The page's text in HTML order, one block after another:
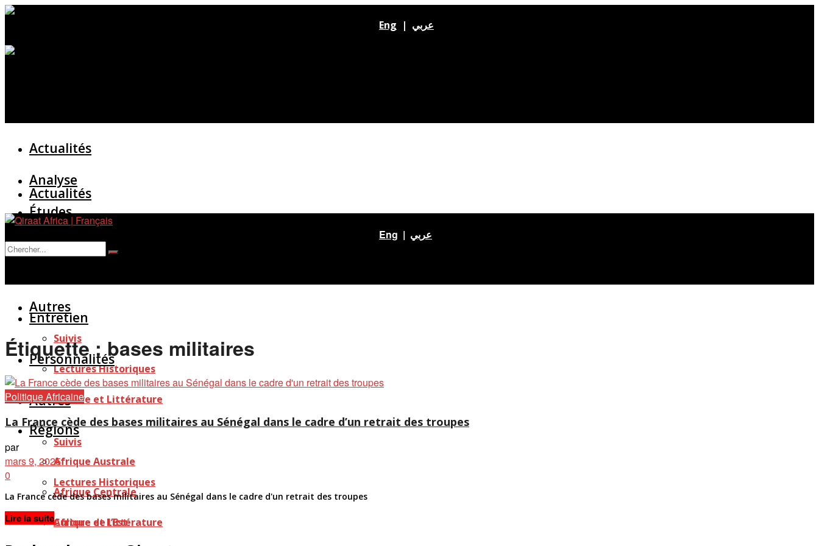
Eng | عربي
Actualités
Analyse
Études
Entretien
Autres
Suivis
Lectures Historiques
Culture et Littérature
Régions
Afrique Australe
Afrique Centrale
Afrique de l’Est
Actualités
Entretien
Personnalités
Autres
Suivis
Lectures Historiques
Culture et Littérature
Eng | عربي
Étiquette :bases militaires
Politique Africaine
La France cède des bases militaires au Sénégal dans le cadre d’un retrait des troupes
par
mars 9, 2025
0
La France cède des bases militaires au Sénégal dans le cadre d'un retrait des troupes
Lire la suiteDetails